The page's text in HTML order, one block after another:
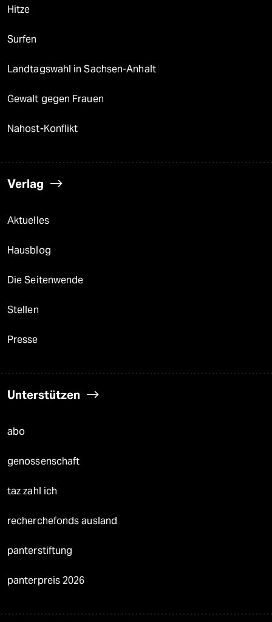
Hitze
Surfen
Landtagswahl in Sachsen-Anhalt
Gewalt gegen Frauen
Nahost-Konflikt
Verlag
Aktuelles
Hausblog
Die Seitenwende
Stellen
Presse
Unterstützen
abo
genossenschaft
taz zahl ich
recherchefonds ausland
panterstiftung
panterpreis 2026